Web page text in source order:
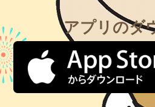
アプリのダ